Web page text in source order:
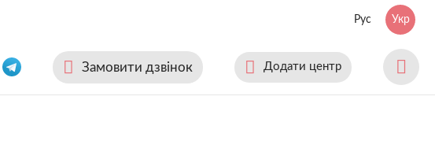
Рус Укр
Замовити дзвінок Додати центр